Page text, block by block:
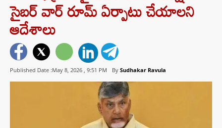
సైబర్ వార్ రూమ్ ఏర్పాటు చేయాలని
ఆదేశాలు
Published Date :May 8, 2026 , 9:51 PM By Sudhakar Ravula